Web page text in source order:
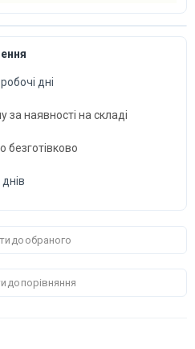
дні
наявності на складі
безготівково
до обраного
до порівняння